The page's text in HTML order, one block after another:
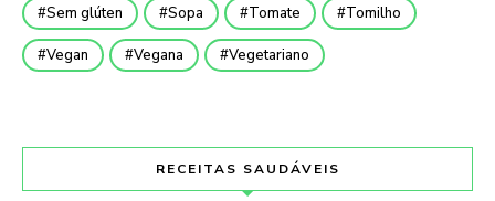
Sem glúten Sopa Tomate Tomilho
Vegan Vegana Vegetariano
RECEITAS SAUDÁVEIS